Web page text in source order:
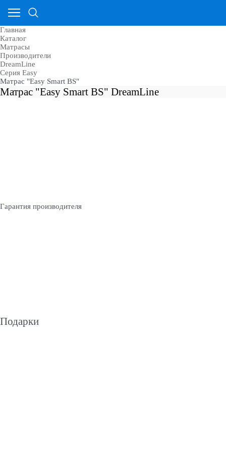
Главная
Каталог
Матрасы
Производители
DreamLine
Cерия Easy
Матрас "Easy Smart BS"
Матрас "Easy Smart BS" DreamLine
Гарантия производителя
Подарки